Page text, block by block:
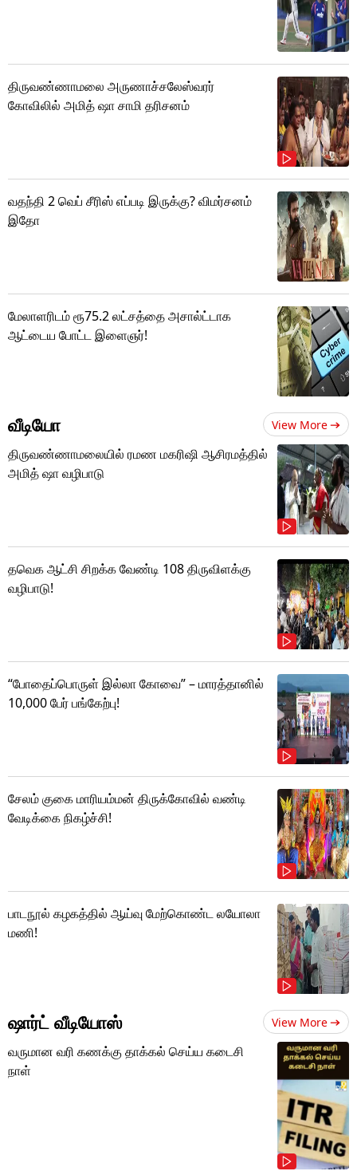
திருவண்ணாமலை அருணாச்சலேஸ்வரர்
கோவிலில் அமித் ஷா சாமி தரிசனம்
வதந்தி 2 வெப் சீரிஸ் எப்படி இருக்கு? விமர்சனம்
இதோ
மேலாளரிடம் ரூ75.2 லட்சத்தை அசால்ட்டாக
ஆட்டைய போட்ட இளைஞர்!
வீடியோ View More
திருவண்ணாமலையில் ரமண மகரிஷி ஆசிரமத்தில்
அமித் ஷா வழிபாடு
தவெக ஆட்சி சிறக்க வேண்டி 108 திருவிளக்கு
வழிபாடு!
“போதைப்பொருள் இல்லா கோவை” – மாரத்தானில்
10,000 பேர் பங்கேற்பு!
சேலம் குகை மாரியம்மன் திருக்கோவில் வண்டி
வேடிக்கை நிகழ்ச்சி!
பாடநூல் கழகத்தில் ஆய்வு மேற்கொண்ட லயோலா
மணி!
ஷார்ட் வீடியோஸ் View More
வருமான வரி கணக்கு தாக்கல் செய்ய கடைசி
நாள்